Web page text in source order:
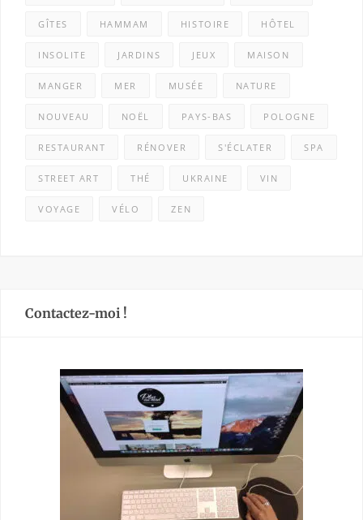
GÎTES HAMMAM HISTOIRE HÔTEL
INSOLITE JARDINS JEUX MAISON
MANGER MER MUSÉE NATURE
NOUVEAU NOËL PAYS-BAS POLOGNE
RESTAURANT RÉNOVER S'ÉCLATER SPA
STREET ART THÉ UKRAINE VIN
VOYAGE VÉLO ZEN
Contactez-moi !